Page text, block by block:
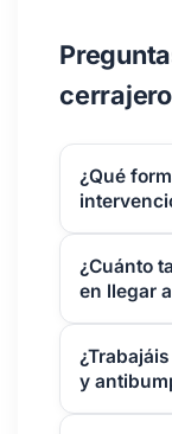
¿Qué
¿Cuánto
en llegar
y